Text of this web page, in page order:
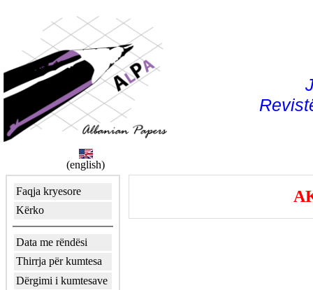
(english)
Faqja kryesore
Kërko
Data me rëndësi
Thirrja për kumtesa
Dërgimi i kumtesave